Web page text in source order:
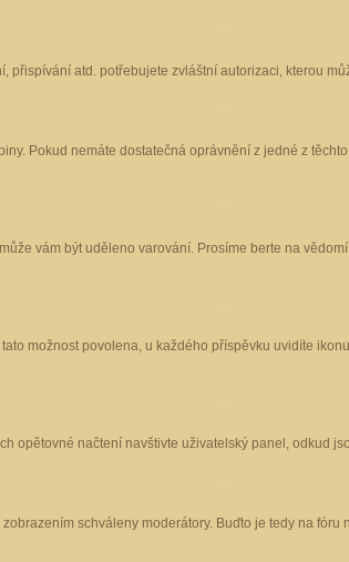
atd. potřebujete zvláštní autorizaci, kterou
Pokud nemáte dostatečná oprávnění z jedné z
vám být uděleno varování. Prosíme berte na
možnost povolena, u každého příspěvku uvidíte
opětovné načtení navštivte uživatelský panel, odkud
schváleny moderátory. Buďto je tedy na